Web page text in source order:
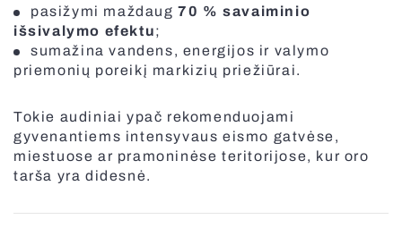
pasižymi maždaug70 % savaiminio
išsivalymo efektu;
sumažina vandens, energijos ir valymo
priemonių poreikį markizių priežiūrai.
Tokie audiniai ypač rekomenduojami
gyvenantiems intensyvaus eismo gatvėse,
miestuose ar pramoninėse teritorijose, kur oro
tarša yra didesnė.